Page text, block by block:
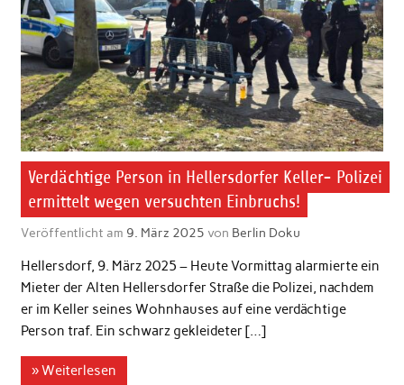
Verdächtige Person in Hellersdorfer Keller- Polizei
ermittelt wegen versuchten Einbruchs!
Veröffentlicht am 9. März 2025 von Berlin Doku
Hellersdorf, 9. März 2025 – Heute Vormittag alarmierte ein
Mieter der Alten Hellersdorfer Straße die Polizei, nachdem
er im Keller seines Wohnhauses auf eine verdächtige
Person traf. Ein schwarz gekleideter […]
» Weiterlesen